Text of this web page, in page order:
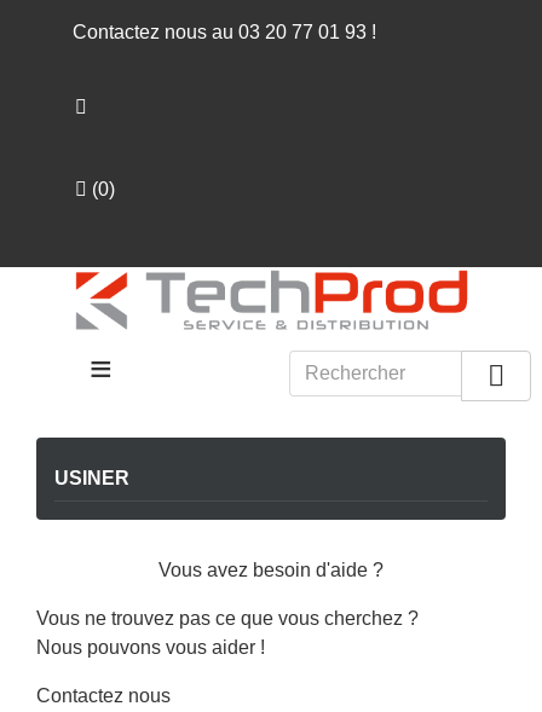
Contactez nous au 03 20 77 01 93 !
(0)
≡ 
USINER
Vous avez besoin d'aide ?
Vous ne trouvez pas ce que vous cherchez ?
Nous pouvons vous aider !
Contactez nous